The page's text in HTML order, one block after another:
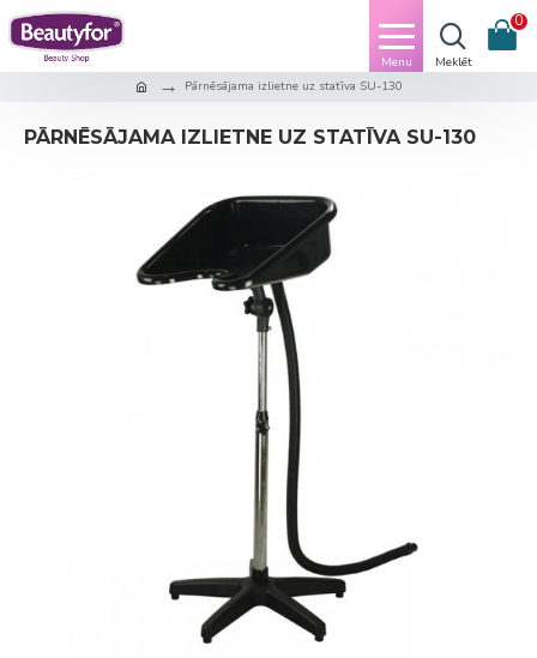
0
Pārnēsājama izlietne uz statīva SU-130
PĀRNĒSĀJAMA IZLIETNE UZ STATĪVA SU-130